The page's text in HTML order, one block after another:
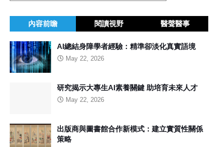
內容前瞻 閱讀視野 醫聲醫事
AI總結身障學者經驗：精準卻淡化真實語境
May 22, 2026
研究揭示大專生AI素養關鍵 助培育未來人才
May 22, 2026
出版商與圖書館合作新模式：建立實質性關係
策略